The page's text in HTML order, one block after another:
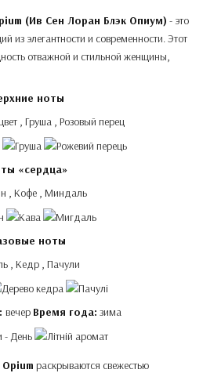
(Ив Сен Лоран Блэк Опиум) - это
из элегантности и современности. Этот
отважной и стильной женщины,
ноты
, Груша , Розовый перец
«сердца»
, Кофе , Миндаль
ноты
, Кедр , Пачули
вечер Время года: зима
раскрываются свежестью